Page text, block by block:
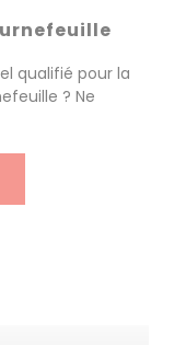
qualifié pour la
? Ne